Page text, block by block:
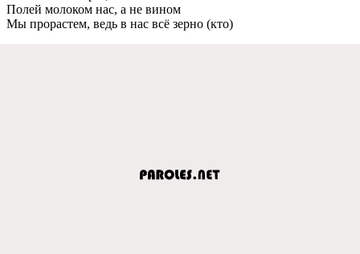
Полей молоком нас, а не вином
Мы прорастем, ведь в нас всё зерно (кто)